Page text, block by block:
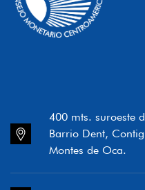
400 mts. suroeste
Barrio Dent,
Montes de Oca.